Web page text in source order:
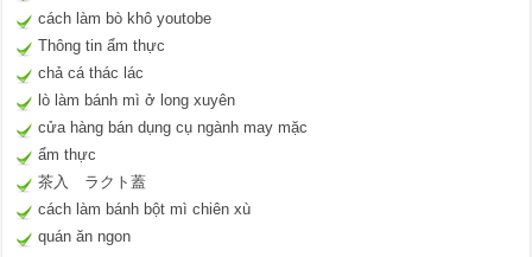
cách làm bò khô youtobe
Thông tin ẩm thực
chả cá thác lác
lò làm bánh mì ở long xuyên
cửa hàng bán dụng cụ ngành may mặc
ẩm thực
茶入 ラクト蓋
cách làm bánh bột mì chiên xù
quán ăn ngon